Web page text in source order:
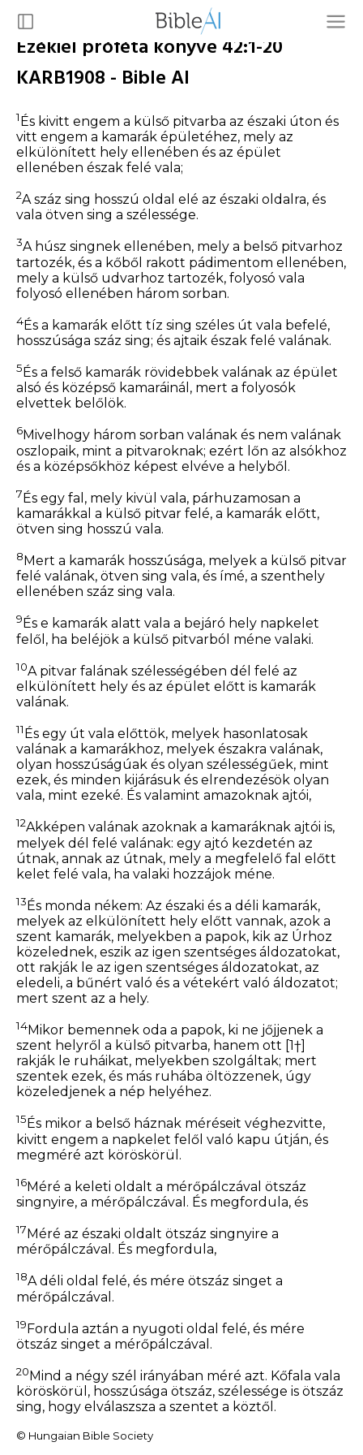
Ezékiel próféta könyve 42:1-20
KARB1908 - Bible AI
1És kivitt engem a külső pitvarba az északi úton és
vitt engem a kamarák épületéhez, mely az
elkülönített hely ellenében és az épület
ellenében észak felé vala;
2A száz sing hosszú oldal elé az északi oldalra, és
vala ötven sing a szélessége.
3A húsz singnek ellenében, mely a belső pitvarhoz
tartozék, és a kőből rakott pádimentom ellenében,
mely a külső udvarhoz tartozék, folyosó vala
folyosó ellenében három sorban.
4És a kamarák előtt tíz sing széles út vala befelé,
hosszúsága száz sing; és ajtaik észak felé valának.
5 És a felső kamarák rövidebbek valának az épület
alsó és középső kamaráinál, mert a folyosók
elvettek belőlök.
6Mivelhogy három sorban valának és nem valának
oszlopaik, mint a pitvaroknak; ezért lőn az alsókhoz
és a középsőkhöz képest elvéve a helyből.
7És egy fal, mely kivül vala, párhuzamosan a
kamarákkal a külső pitvar felé, a kamarák előtt,
ötven sing hosszú vala.
8 Mert a kamarák hosszúsága, melyek a külső pitvar
felé valának, ötven sing vala, és ímé, a szenthely
ellenében száz sing vala.
9 És e kamarák alatt vala a bejáró hely napkelet
felől, ha beléjök a külső pitvarból méne valaki.
10A pitvar falának szélességében dél felé az
elkülönített hely és az épület előtt is kamarák
valának.
11 És egy út vala előttök, melyek hasonlatosak
valának a kamarákhoz, melyek északra valának,
olyan hosszúságúak és olyan szélességűek, mint
ezek, és minden kijárásuk és elrendezésök olyan
vala, mint ezeké. És valamint amazoknak ajtói,
12Akképen valának azoknak a kamaráknak ajtói is,
melyek dél felé valának: egy ajtó kezdetén az
útnak, annak az útnak, mely a megfelelő fal előtt
kelet felé vala, ha valaki hozzájok méne.
13És monda nékem: Az északi és a déli kamarák,
melyek az elkülönített hely előtt vannak, azok a
szent kamarák, melyekben a papok, kik az Úrhoz
közelednek, eszik az igen szentséges áldozatokat,
ott rakják le az igen szentséges áldozatokat, az
eledeli, a bűnért való és a vétekért való áldozatot;
mert szent az a hely.
14Mikor bemennek oda a papok, ki ne jőjjenek a
szent helyről a külső pitvarba, hanem ott [1†]
rakják le ruháikat, melyekben szolgáltak; mert
szentek ezek, és más ruhába öltözzenek, úgy
közeledjenek a nép helyéhez.
15 És mikor a belső háznak méréseit véghezvitte,
kivitt engem a napkelet felől való kapu útján, és
megméré azt köröskörül.
16Méré a keleti oldalt a mérőpálczával ötszáz
singnyire, a mérőpálczával. És megfordula, és
17 Méré az északi oldalt ötszáz singnyire a
mérőpálczával. És megfordula,
18A déli oldal felé, és mére ötszáz singet a
mérőpálczával.
19Fordula aztán a nyugoti oldal felé, és mére
ötszáz singet a mérőpálczával.
20 Mind a négy szél irányában méré azt. Kőfala vala
köröskörül, hosszúsága ötszáz, szélessége is ötszáz
sing, hogy elválaszsza a szentet a köztől.
© Hungaian Bible Society